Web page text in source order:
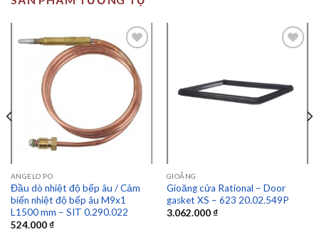
Add to
wishlist
ANGELO PO
Đầu dò nhiệt độ bếp âu / Cảm
biến nhiệt độ bếp âu M9x1
L1500 mm – SIT 0.290.022
524.000₫
Add to
wishlist
GIOĂNG
Gioăng cửa Rational – Door
gasket XS – 623 20.02.549P
3.062.000₫